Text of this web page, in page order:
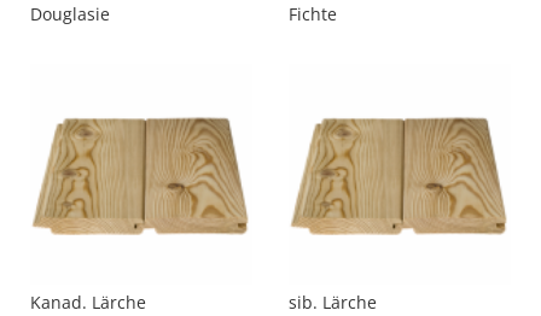
Douglasie Fichte
Kanad. Lärche sib. Lärche